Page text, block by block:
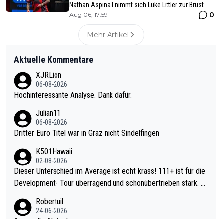
Nathan Aspinall nimmt sich Luke Littler zur Brust
Aug 06, 17:59 0
Mehr Artikel
Aktuelle Kommentare
XJRLion
06-08-2026
Hochinteressante Analyse. Dank dafür.
Julian11
06-08-2026
Dritter Euro Titel war in Graz nicht Sindelfingen
K501Hawaii
02-08-2026
Dieser Unterschied im Average ist echt krass! 111+ ist für die
Development- Tour überragend und schonübertrieben stark. U
mal 40+ erst recht. Da gewinnst keinen Blumentopf - ist ja noc
Robertuil
24-06-2026